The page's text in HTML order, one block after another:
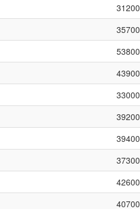
31200
35700
53800
43900
33000
39200
39400
37300
42600
40700